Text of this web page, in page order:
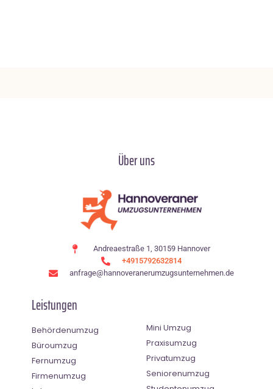
Über uns
Andreaestraße 1, 30159 Hannover
+4915792632814
anfrage@hannoveranerumzugsunternehmen.de
Leistungen
Behördenumzug
Büroumzug
Fernumzug
Firmenumzug
Mini Umzug
Praxisumzug
Privatumzug
Seniorenumzug